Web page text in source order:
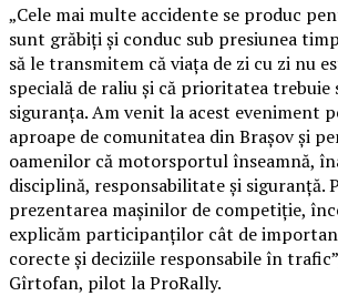
„Cele mai multe accidente se produc
sunt grăbiți și conduc sub presiunea
să le transmitem că viața de zi cu zi nu
specială de raliu și că prioritatea
siguranța. Am venit la acest eveniment
aproape de comunitatea din Brașov și
oamenilor că motorsportul înseamnă,
disciplină, responsabilitate și siguranță.
prezentarea mașinilor de competiție,
explicăm participanților cât de
corecte și deciziile responsabile în
Gîrtofan, pilot la ProRally.